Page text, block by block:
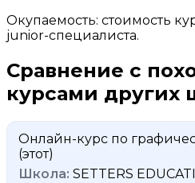
Окупаемость: стоимость
junior-специалиста.
Сравнение с
курсами других
Онлайн-курс по
(этот)
SETTERS